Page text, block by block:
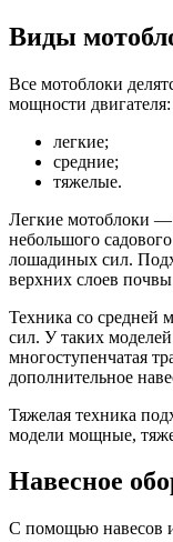
Виды
Все мотоблоки
мощности двигателя:
легкие;
средние;
тяжелые.
Легкие мотоблоки
небольшого
лошадиных сил.
верхних слоев
Техника со
сил. У таких моделей
многоступенчатая
дополнительное
Тяжелая техника
модели мощные,
Навесное
С помощью навесов